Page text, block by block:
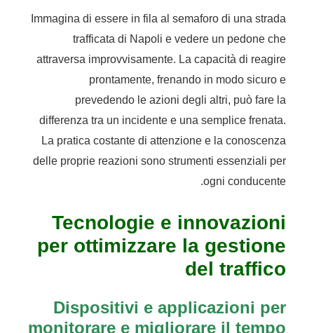
Immagina di essere in fila al semaforo di una strada
trafficata di Napoli e vedere un pedone che
attraversa improvvisamente. La capacità di reagire
prontamente, frenando in modo sicuro e
prevedendo le azioni degli altri, può fare la
differenza tra un incidente e una semplice frenata.
La pratica costante di attenzione e la conoscenza
delle proprie reazioni sono strumenti essenziali per
ogni conducente.
Tecnologie e innovazioni
per ottimizzare la gestione
del traffico
Dispositivi e applicazioni per
monitorare e migliorare il tempo